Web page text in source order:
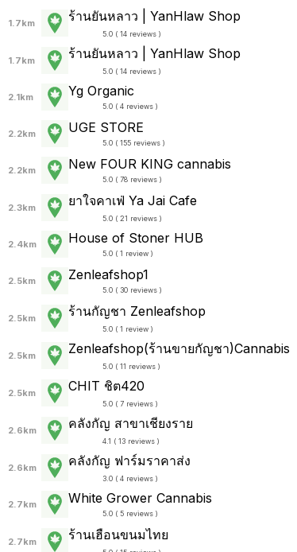
1.7km ร้านยันหลาว | YanHlaw Shop
5.0 ( 14 reviews )
1.7km ร้านยันหลาว | YanHlaw Shop
5.0 ( 14 reviews )
2.1km Yg Organic
5.0 ( 4 reviews )
2.2km UGE STORE
5.0 ( 155 reviews )
2.2km New FOUR KING cannabis
5.0 ( 78 reviews )
2.3km ยาใจคาเฟ่ Ya Jai Cafe
5.0 ( 21 reviews )
2.4km House of Stoner HUB
5.0 ( 1 review )
2.5km Zenleafshop1
5.0 ( 30 reviews )
2.5km ร้านกัญชา Zenleafshop
5.0 ( 1 review )
2.5km Zenleafshop(ร้านขายกัญชา)Cannabis
5.0 ( 11 reviews )
2.5km CHIT ชิต420
5.0 ( 7 reviews )
2.6km คลังกัญ สาขาเชียงราย
4.1 ( 13 reviews )
2.6km คลังกัญ ฟาร์มราคาส่ง
3.0 ( 4 reviews )
2.7km White Grower Cannabis
5.0 ( 5 reviews )
2.7km ร้านเฮือนขนมไทย